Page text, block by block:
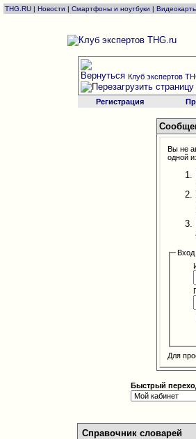
THG.RU | Новости | Смартфоны и ноутбуки |
Клуб экспертов
Регистрация
Вы не
одной
Вход
Для
Быстрый
Справочник словарей